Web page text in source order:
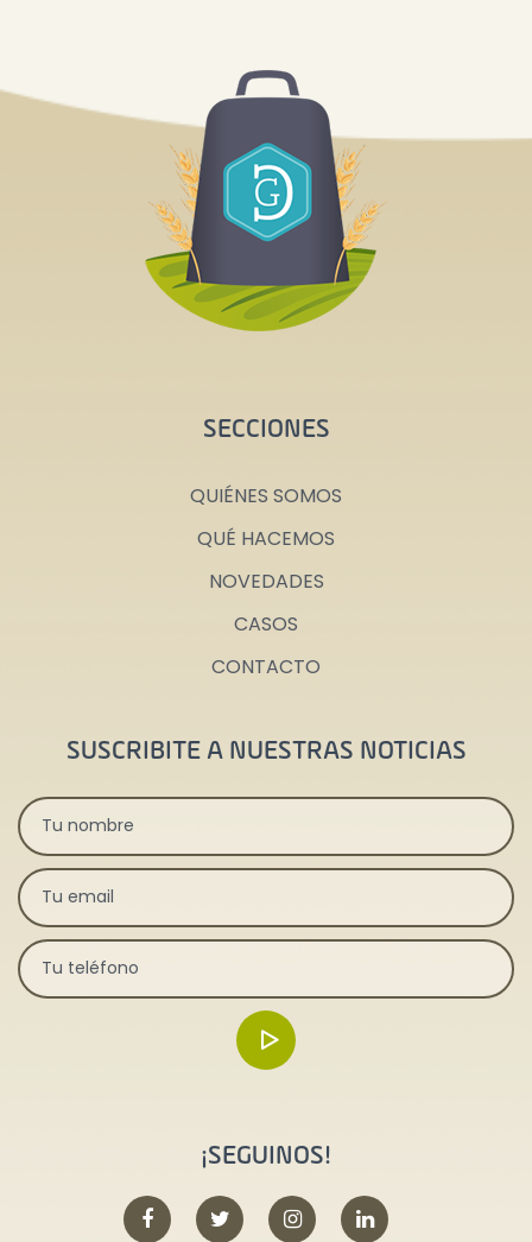
SECCIONES
QUIÉNES SOMOS
QUÉ HACEMOS
NOVEDADES
CASOS
CONTACTO
SUSCRIBITE A NUESTRAS NOTICIAS
¡SEGUINOS!